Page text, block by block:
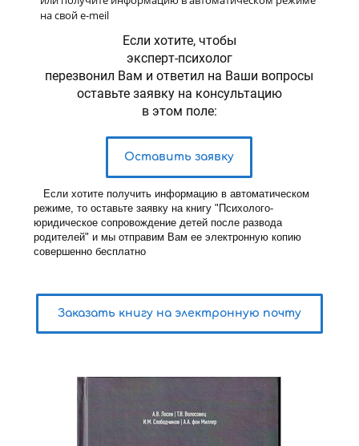
на свой e-meil
Если хотите, чтобы
эксперт-психолог
перезвонил Вам и ответил на Ваши вопросы
оставьте заявку на консультацию
в этом поле:
Оставить заявку
Если хотите получить информацию в автоматическом
режиме, то оставьте заявку на книгу "Психолого-
юридическое сопровождение детей после развода
родителей" и мы отправим Вам ее электронную копию
совершенно бесплатно
Заказать книгу на электронную почту